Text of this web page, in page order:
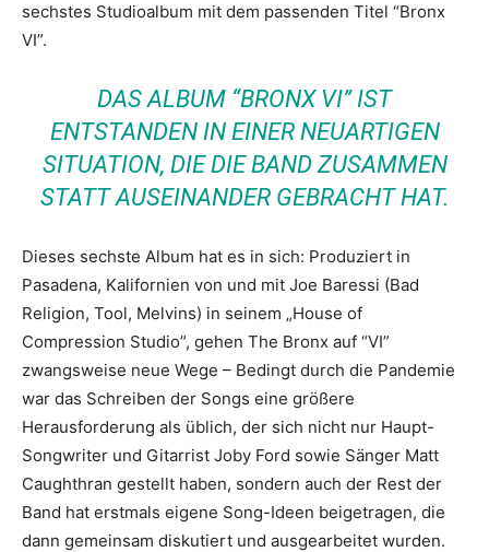
sechstes Studioalbum mit dem passenden Titel “Bronx
VI”.
DAS ALBUM “BRONX VI” IST
ENTSTANDEN IN EINER NEUARTIGEN
SITUATION, DIE DIE BAND ZUSAMMEN
STATT AUSEINANDER GEBRACHT HAT.
Dieses sechste Album hat es in sich: Produziert in
Pasadena, Kalifornien von und mit Joe Baressi (Bad
Religion, Tool, Melvins) in seinem „House of
Compression Studio”, gehen The Bronx auf “VI”
zwangsweise neue Wege – Bedingt durch die Pandemie
war das Schreiben der Songs eine größere
Herausforderung als üblich, der sich nicht nur Haupt-
Songwriter und Gitarrist Joby Ford sowie Sänger Matt
Caughthran gestellt haben, sondern auch der Rest der
Band hat erstmals eigene Song-Ideen beigetragen, die
dann gemeinsam diskutiert und ausgearbeitet wurden.